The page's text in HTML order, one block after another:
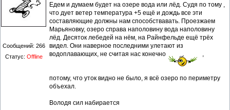
Сообщений: 266
Статус: Offline
Едем и думаем будет на озере вода или лёд. Судя по тому ,
что дует ветер температура +5 ещё и дождь все эти
составляющие должны нам способствавать. Проезжаем
Марьяновку, озеро справа наполовину вода наполовину
лёд. Десяток лебедей на нём, на Райнфельде ещё трёх
видел. Они наверное последними улетают из
водоплавающих, не считая нас конечно
потому, что уток видно не было, я всё озеро по периметру
объехал.
Володя сил набирается